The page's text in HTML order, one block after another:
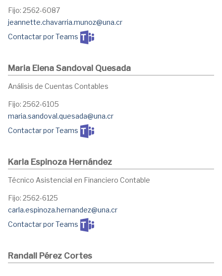
Fijo: 2562-6087
jeannette.chavarria.munoz@una.cr
Contactar por Teams
Maria Elena Sandoval Quesada
Análisis de Cuentas Contables
Fijo: 2562-6105
maria.sandoval.quesada@una.cr
Contactar por Teams
Karla Espinoza Hernández
Técnico Asistencial en Financiero Contable
Fijo: 2562-6125
carla.espinoza.hernandez@una.cr
Contactar por Teams
Randall Pérez Cortes